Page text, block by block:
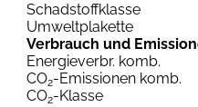
Schadstoffklasse
Umweltplakette
Verbrauch und
Energieverbr. komb.
CO2-Emissionen komb.
CO2-Klasse